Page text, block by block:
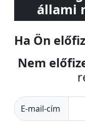
állami
Ha Ön
Nem
E-mail-cím